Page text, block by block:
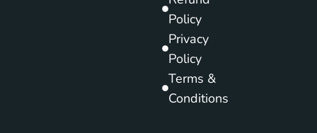
Policy
Privacy
Policy
Terms &
Conditions